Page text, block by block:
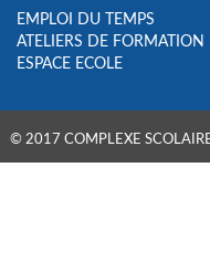
EMPLOI DU TEMPS
ATELIERS DE FORMATION
ESPACE ECOLE
© 2017 COMPLEXE